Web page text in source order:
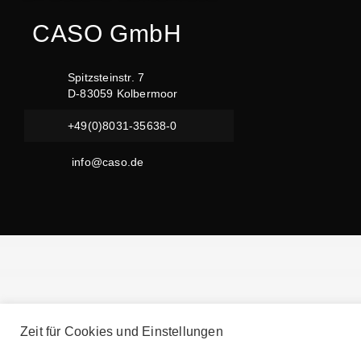
CASO GmbH
Spitzsteinstr. 7
D-83059 Kolbermoor
+49(0)8031-35638-0
info@caso.de
Zeit für Cookies und Einstellungen